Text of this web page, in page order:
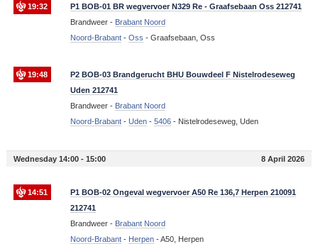
19:32
P1 BOB-01 BR wegvervoer N329 Re - Graafsebaan Oss 212741
Brandweer - Brabant Noord
Noord-Brabant- Oss - Graafsebaan, Oss
19:48
P2 BOB-03 Brandgerucht BHU Bouwdeel F Nistelrodeseweg
Uden 212741
Brandweer - Brabant Noord
Noord-Brabant- Uden- 5406- Nistelrodeseweg, Uden
Wednesday 14:00 - 15:00 8 April 2026
14:51
P1 BOB-02 Ongeval wegvervoer A50 Re 136,7 Herpen 210091
212741
Brandweer - Brabant Noord
Noord-Brabant- Herpen-A50, Herpen